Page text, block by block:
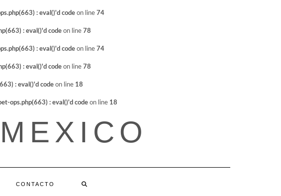
: eval()'d code on line 74
: eval()'d code on line 78
: eval()'d code on line 74
: eval()'d code on line 78
: eval()'d code on line 18
ops.php(663) : eval()'d code on line 18
CONTACTO